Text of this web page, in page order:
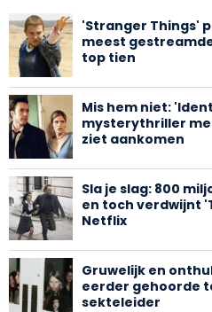
'Stranger Things'
meest
top tien
Mis hem niet:
mysterythriller
ziet aankomen
Sla je slag: 800
en toch verdwijnt
Netflix
Gruwelijk en
eerder gehoorde
sekteleider